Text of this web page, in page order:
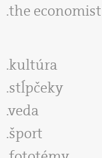
the economist
kultúra
stĺpčeky
veda
šport